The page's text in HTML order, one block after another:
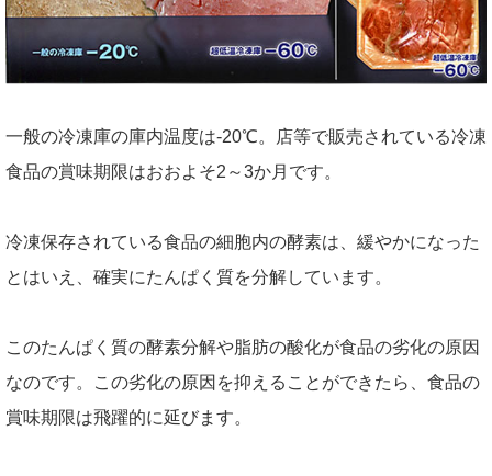
一般の冷凍庫の庫内温度は-20℃。店等で販売されている冷凍
食品の賞味期限はおおよそ2～3か月です。
冷凍保存されている食品の細胞内の酵素は、緩やかになった
とはいえ、確実にたんぱく質を分解しています。
このたんぱく質の酵素分解や脂肪の酸化が食品の劣化の原因
なのです。この劣化の原因を抑えることができたら、食品の
賞味期限は飛躍的に延びます。